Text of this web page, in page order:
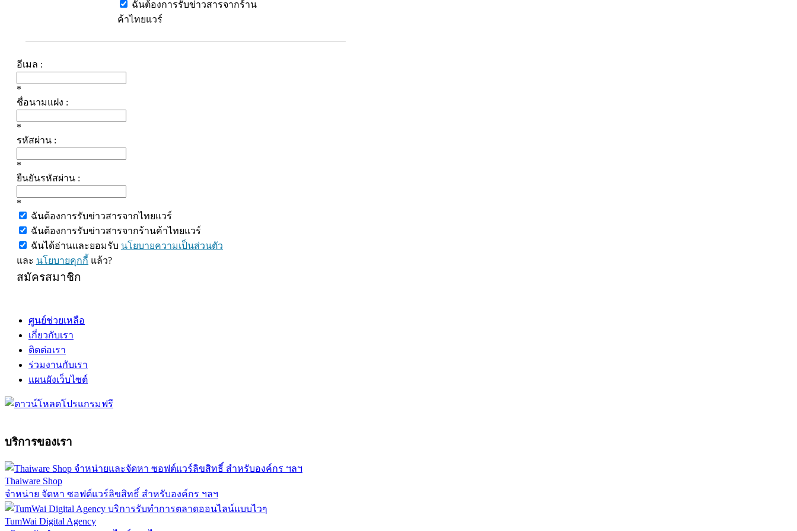
ฉันต้องการรับข่าวสารจากร้าน
ค้าไทยแวร์
อีเมล :
*
ชื่อนามแฝง :
*
รหัสผ่าน :
*
ยืนยันรหัสผ่าน :
*
ฉันต้องการรับข่าวสารจากไทยแวร์
ฉันต้องการรับข่าวสารจากร้านค้าไทยแวร์
ฉันได้อ่านและยอมรับ นโยบายความเป็นส่วนตัว
และ นโยบายคุกกี้ แล้ว?
สมัครสมาชิก
ศูนย์ช่วยเหลือ
เกี่ยวกับเรา
ติดต่อเรา
ร่วมงานกับเรา
แผนผังเว็บไซต์
บริการของเรา
Thaiware Shop
จำหน่าย จัดหา ซอฟต์แวร์ลิขสิทธิ์ สำหรับองค์กร ฯลฯ
TumWai Digital Agency